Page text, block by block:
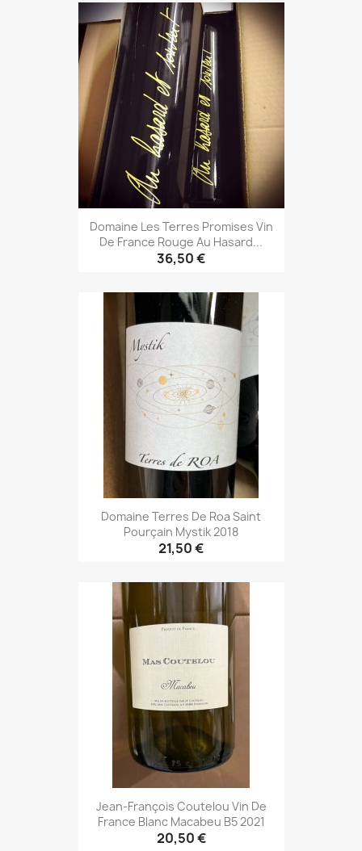
Domaine Les Terres Promises Vin
De France Rouge Au Hasard...
36,50 €
Domaine Terres De Roa Saint
Pourçain Mystik 2018
21,50 €
Jean-François Coutelou Vin De
France Blanc Macabeu B5 2021
20,50 €